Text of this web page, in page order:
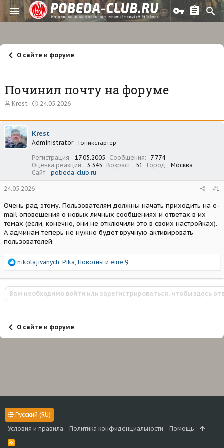
О сайте и форуме
Починил почту на форуме
А
т
о
р
т
Krest
Д
т
н
а
а
л
а
24.05.2026
Krest
Administrator Топикстартер
Регистрация 17.05.2005 Сообщения
7 774
Оценка реакций
3 345 Возраст 51 Город
Москва
Сайт
pobeda-club.ru
24.05.2026 #1
Очень рад этому. Пользователям должны начать приходить на e-
mail оповещения о новых личных сообщениях и ответах в их
темах (если, конечно, они не отключили это в своих настройках).
А админам теперь не нужно будет вручную активировать
пользователей.
Р
а
к
ц
и
nikolajivanych, Pika, Новотны и еще 9
Вам необходимо войти или зарегистрироваться, чтобы здесь
О сайте и форуме
Русский (RU)
Условия и правила
Политика конфиденциальности Помощь
R